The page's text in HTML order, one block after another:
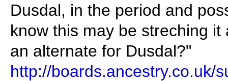
Dusdal, in the period and
know this may be streching
an alternate for Dusdal?"
http://boards.ancestry.co.uk/